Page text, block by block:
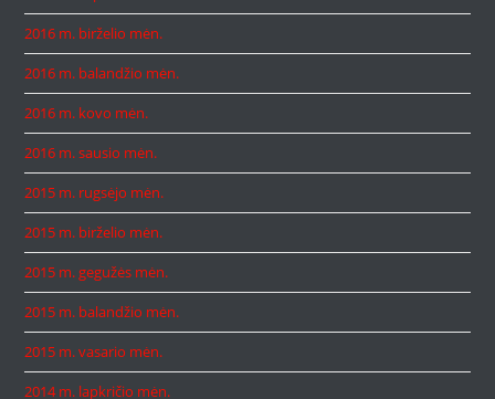
2016 m. birželio mėn.
2016 m. balandžio mėn.
2016 m. kovo mėn.
2016 m. sausio mėn.
2015 m. rugsėjo mėn.
2015 m. birželio mėn.
2015 m. gegužės mėn.
2015 m. balandžio mėn.
2015 m. vasario mėn.
2014 m. lapkričio mėn.